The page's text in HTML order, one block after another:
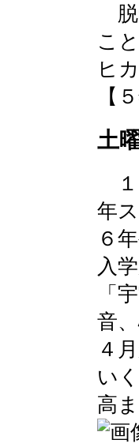
脱
こ
ヒ
【
土
１
年
６
入
「
音
４
い
高